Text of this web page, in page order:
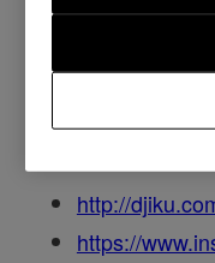
DJM-250MK2-set
http://
https://